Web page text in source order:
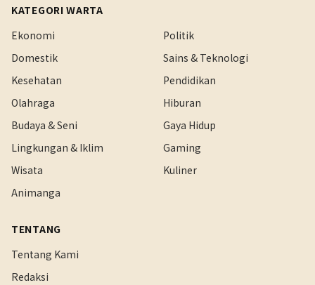
KATEGORI WARTA
Ekonomi
Politik
Domestik
Sains & Teknologi
Kesehatan
Pendidikan
Olahraga
Hiburan
Budaya & Seni
Gaya Hidup
Lingkungan & Iklim
Gaming
Wisata
Kuliner
Animanga
TENTANG
Tentang Kami
Redaksi